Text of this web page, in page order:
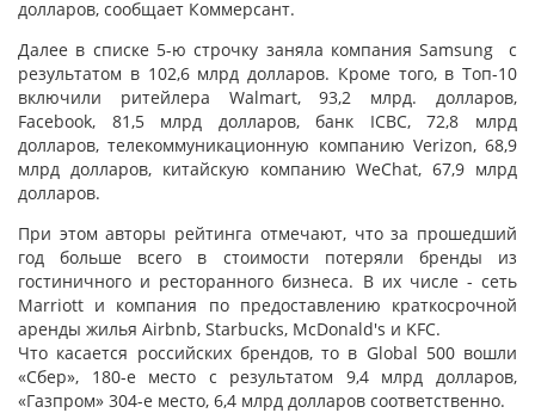
долларов, сообщает Коммерсант.
Далее в списке 5-ю строчку заняла компания Samsung с
результатом в 102,6 млрд долларов. Кроме того, в Топ-10
включили ритейлера Walmart, 93,2 млрд. долларов,
Facebook, 81,5 млрд долларов, банк ICBC, 72,8 млрд
долларов, телекоммуникационную компанию Verizon, 68,9
млрд долларов, китайскую компанию WeChat, 67,9 млрд
долларов.
При этом авторы рейтинга отмечают, что за прошедший
год больше всего в стоимости потеряли бренды из
гостиничного и ресторанного бизнеса. В их числе - сеть
Marriott и компания по предоставлению краткосрочной
аренды жилья Airbnb, Starbucks, McDonald's и KFC.
Что касается российских брендов, то в Global 500 вошли
«Сбер», 180-е место с результатом 9,4 млрд долларов,
«Газпром» 304-е место, 6,4 млрд долларов соответственно.